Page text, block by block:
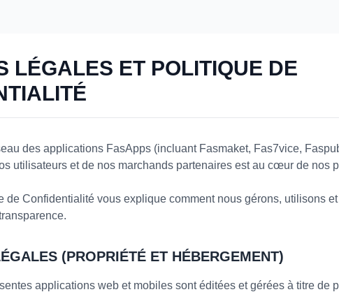
LÉGALES ET POLITIQUE DE
des applications FasApps (incluant Fasmaket, Fas7vice,
utilisateurs et de nos marchands partenaires est au cœur de nos
de Confidentialité vous explique comment nous gérons, utilisons
(PROPRIÉTÉ ET HÉBERGEMENT)
applications web et mobiles sont éditées et gérées à titre de